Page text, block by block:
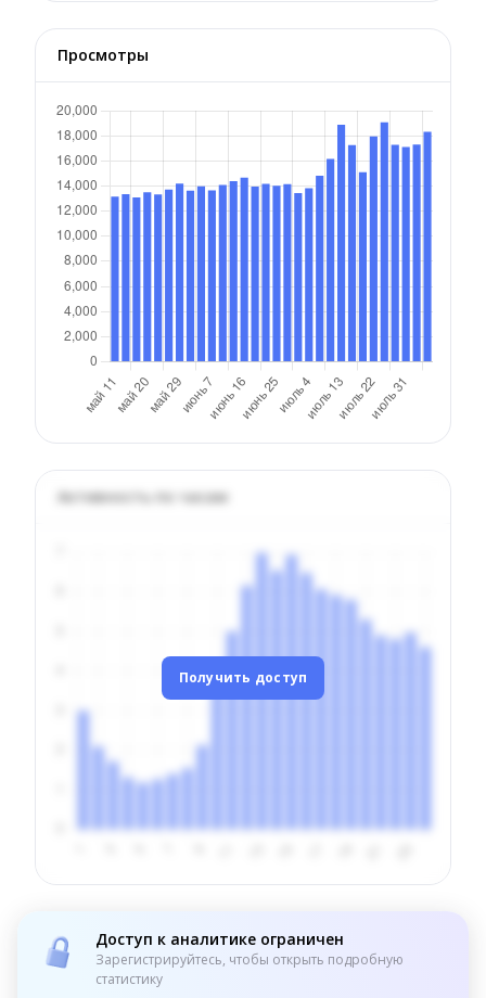
Просмотры
Активность по часам
Получить доступ
Доступ к аналитике ограничен
Зарегистрируйтесь, чтобы открыть подробную
статистику